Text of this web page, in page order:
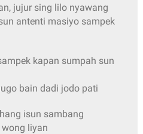
jujur sing lilo nyawang
antenti masiyo sampek
kapan sumpah sun
bain dadi jodo pati
isun sambang
liyan